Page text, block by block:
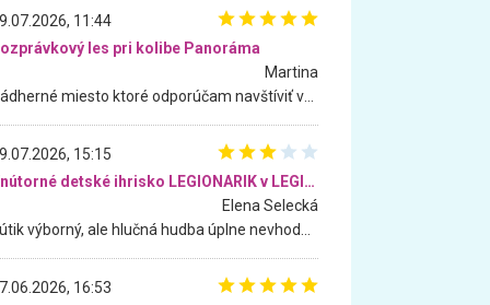
11:44
les pri kolibe Panoráma
Martina
15:15
Vnútorné detské ihrisko LEGIONARIK v LEGIA Fitness
Elena Selecká
16:53